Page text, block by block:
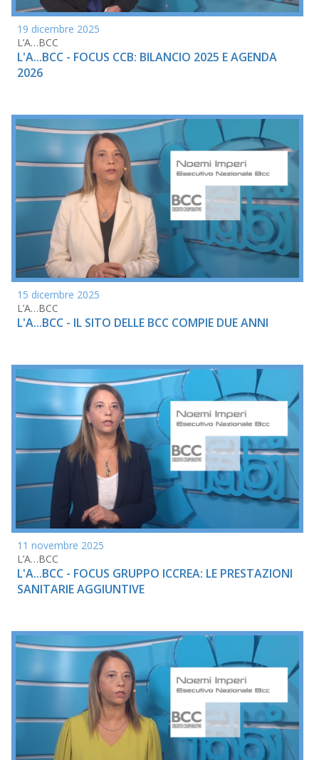
19 dicembre 2025
L’A…BCC
L'A...BCC - FOCUS CCB: BILANCIO 2025 E AGENDA
2026
15 dicembre 2025
L’A…BCC
L'A...BCC - IL SITO DELLE BCC COMPIE DUE ANNI
11 novembre 2025
L’A…BCC
L'A...BCC - FOCUS GRUPPO ICCREA: LE PRESTAZIONI
SANITARIE AGGIUNTIVE